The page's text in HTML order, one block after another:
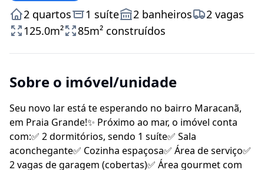
2 quartos 1 suíte 2 banheiros
2 vagas
125.0m²
85m² construídos
Sobre o imóvel/unidade
Seu novo lar está te esperando no bairro Maracanã,
em Praia Grande!✨ Próximo ao mar, o imóvel conta
com:✅ 2 dormitórios, sendo 1 suíte✅ Sala
aconchegante✅ Cozinha espaçosa✅ Área de serviço✅
2 vagas de garagem (cobertas)✅ Área gourmet com